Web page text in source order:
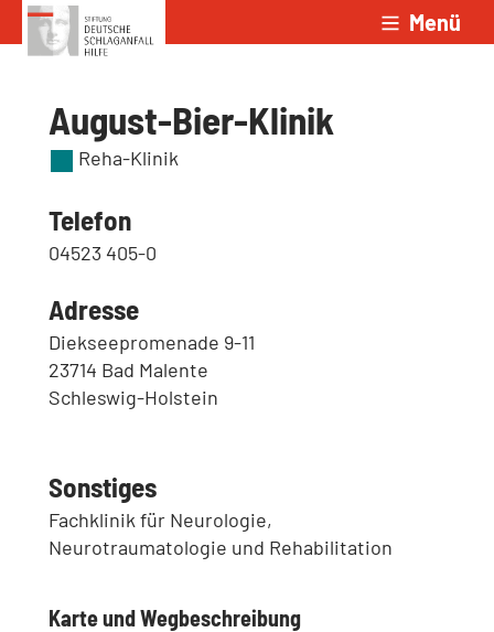
Zum Inhalt springen Menü
August-Bier-Klinik
Reha-Klinik
Telefon
04523 405-0
Adresse
Diekseepromenade 9-11
23714 Bad Malente
Schleswig-Holstein
Sonstiges
Fachklinik für Neurologie,
Neurotraumatologie und Rehabilitation
Karte und Wegbeschreibung